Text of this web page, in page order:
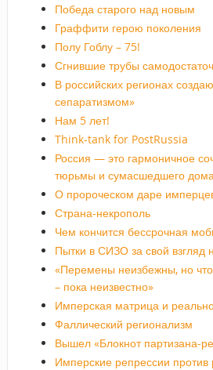
Победа старого над новым
Граффити герою поколения
Полу Гоблу – 75!
Сгнившие трубы
В российских регионах
сепаратизмом»
Нам 5 лет!
Think-tank for PostRussia
Россия — это гармоничное
тюрьмы и сумасшедшего
О пророческом даре
Страна-некрополь
Чем кончится бессрочная
Пытки в СИЗО за свой взгляд
«Перемены неизбежны, но что
– пока неизвестно»
Имперская матрица и
Фаллический регионализм
Вышел «Блокнот партизана-
Имперские репрессии против